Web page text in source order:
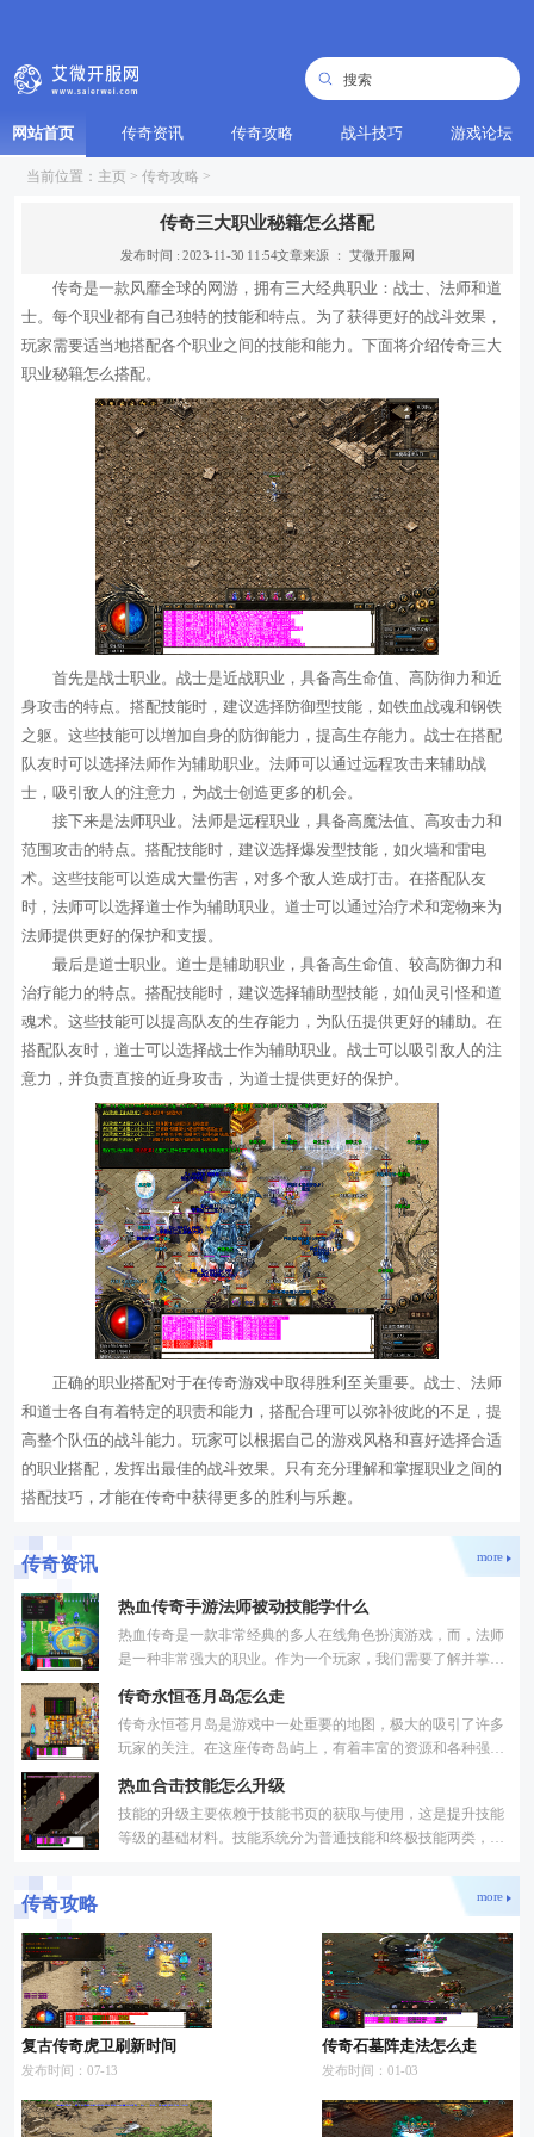
网站首页 传奇资讯 传奇攻略 战斗技巧 游戏论坛
当前位置： 主页 > 传奇攻略 >
传奇三大职业秘籍怎么搭配
发布时间 : 2023-11-30 11:54文章来源 ： 艾微开服网
传奇是一款风靡全球的网游，拥有三大经典职业：战士、法师和道
士。每个职业都有自己独特的技能和特点。为了获得更好的战斗效果，
玩家需要适当地搭配各个职业之间的技能和能力。下面将介绍传奇三大
职业秘籍怎么搭配。
首先是战士职业。战士是近战职业，具备高生命值、高防御力和近
身攻击的特点。搭配技能时，建议选择防御型技能，如铁血战魂和钢铁
之躯。这些技能可以增加自身的防御能力，提高生存能力。战士在搭配
队友时可以选择法师作为辅助职业。法师可以通过远程攻击来辅助战
士，吸引敌人的注意力，为战士创造更多的机会。
接下来是法师职业。法师是远程职业，具备高魔法值、高攻击力和
范围攻击的特点。搭配技能时，建议选择爆发型技能，如火墙和雷电
术。这些技能可以造成大量伤害，对多个敌人造成打击。在搭配队友
时，法师可以选择道士作为辅助职业。道士可以通过治疗术和宠物来为
法师提供更好的保护和支援。
最后是道士职业。道士是辅助职业，具备高生命值、较高防御力和
治疗能力的特点。搭配技能时，建议选择辅助型技能，如仙灵引怪和道
魂术。这些技能可以提高队友的生存能力，为队伍提供更好的辅助。在
搭配队友时，道士可以选择战士作为辅助职业。战士可以吸引敌人的注
意力，并负责直接的近身攻击，为道士提供更好的保护。
正确的职业搭配对于在传奇游戏中取得胜利至关重要。战士、法师
和道士各自有着特定的职责和能力，搭配合理可以弥补彼此的不足，提
高整个队伍的战斗能力。玩家可以根据自己的游戏风格和喜好选择合适
的职业搭配，发挥出最佳的战斗效果。只有充分理解和掌握职业之间的
搭配技巧，才能在传奇中获得更多的胜利与乐趣。
传奇资讯 more
热血传奇手游法师被动技能学什么
热血传奇是一款非常经典的多人在线角色扮演游戏，而，法师
是一种非常强大的职业。作为一个玩家，我们需要了解并掌握
传奇永恒苍月岛怎么走
传奇永恒苍月岛是游戏中一处重要的地图，极大的吸引了许多
玩家的关注。在这座传奇岛屿上，有着丰富的资源和各种强力
热血合击技能怎么升级
技能的升级主要依赖于技能书页的获取与使用，这是提升技能
等级的基础材料。技能系统分为普通技能和终极技能两类，普
传奇攻略 more
复古传奇虎卫刷新时间
发布时间：07-13
传奇石墓阵走法怎么走
发布时间：01-03